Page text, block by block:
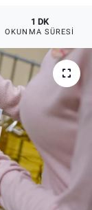
1 DK
OKUNMA SÜRESI